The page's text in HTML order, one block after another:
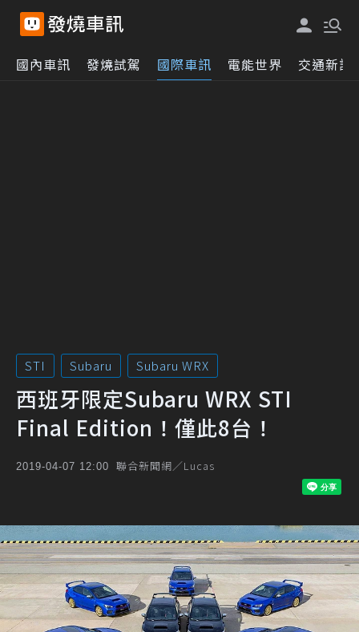
國內車訊 發燒試駕 國際車訊 電能世界 交通新訊
STI Subaru Subaru WRX
西班牙限定Subaru WRX STI
Final Edition！僅此8台！
2019-04-07 12:00 聯合新聞網／Lucas